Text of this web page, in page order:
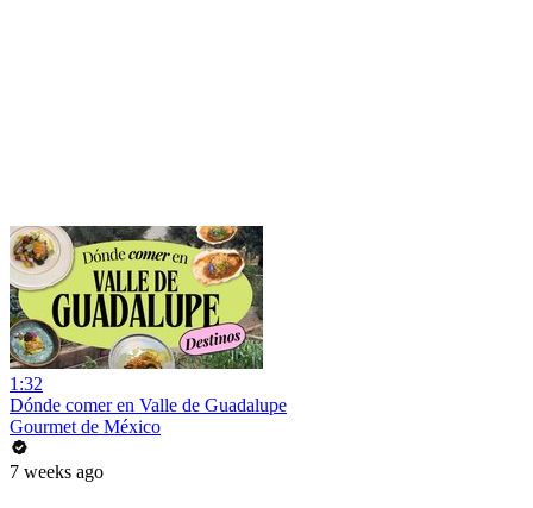
1:32
Dónde comer en Valle de Guadalupe
Gourmet de México
7 weeks ago